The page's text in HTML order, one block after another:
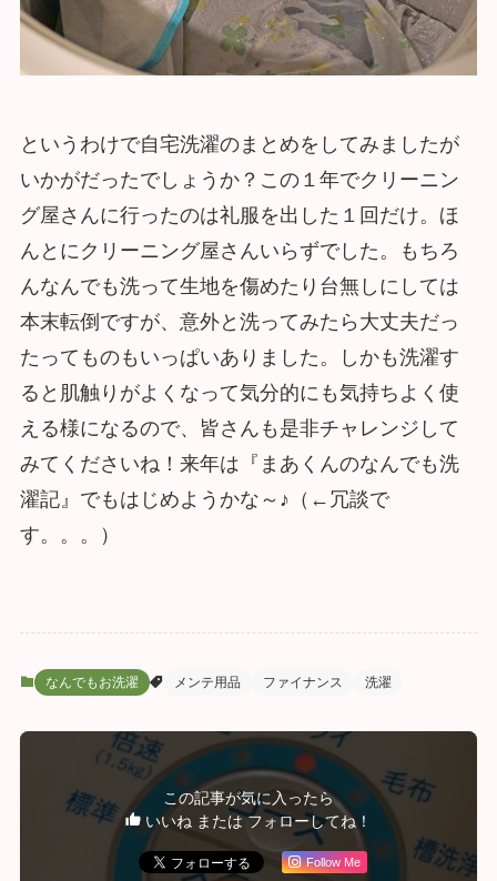
というわけで自宅洗濯のまとめをしてみましたが
いかがだったでしょうか？この１年でクリーニン
グ屋さんに行ったのは礼服を出した１回だけ。ほ
んとにクリーニング屋さんいらずでした。もちろ
んなんでも洗って生地を傷めたり台無しにしては
本末転倒ですが、意外と洗ってみたら大丈夫だっ
たってものもいっぱいありました。しかも洗濯す
ると肌触りがよくなって気分的にも気持ちよく使
える様になるので、皆さんも是非チャレンジして
みてくださいね！来年は『まあくんのなんでも洗
濯記』でもはじめようかな～♪（←冗談で
す。。。）
なんでもお洗濯 メンテ用品 ファイナンス 洗濯
この記事が気に入ったら
いいね または フォローしてね！
Follow Me